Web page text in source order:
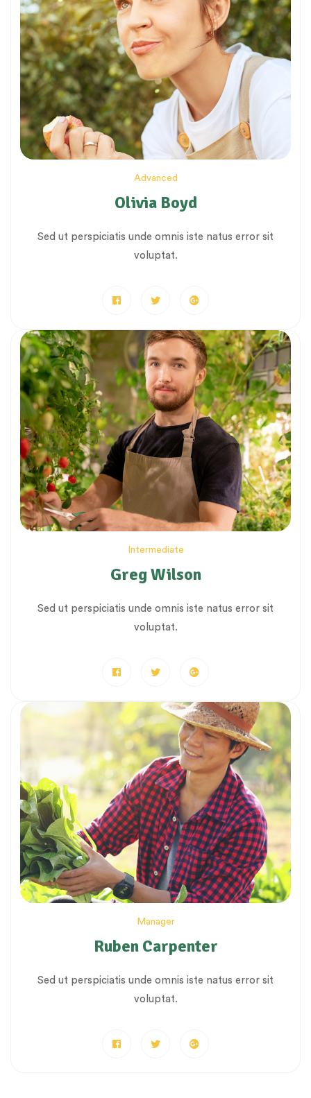
Advanced
Olivia Boyd
Sed ut perspiciatis unde omnis iste natus error sit
voluptat.
Intermediate
Greg Wilson
Sed ut perspiciatis unde omnis iste natus error sit
voluptat.
Manager
Ruben Carpenter
Sed ut perspiciatis unde omnis iste natus error sit
voluptat.